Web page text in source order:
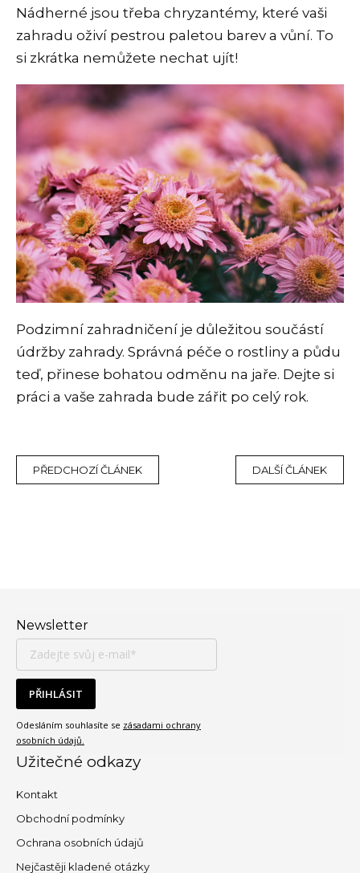
Nádherné jsou třeba chryzantémy, které vaši
zahradu oživí pestrou paletou barev a vůní. To
si zkrátka nemůžete nechat ujít!
Podzimní zahradničení je důležitou součástí
údržby zahrady. Správná péče o rostliny a půdu
teď, přinese bohatou odměnu na jaře. Dejte si
práci a vaše zahrada bude zářit po celý rok.
PŘEDCHOZÍ ČLÁNEK DALŠÍ ČLÁNEK
Newsletter
PŘIHLÁSIT
Odesláním souhlasíte se zásadami ochrany
osobních údajů.
Užitečné odkazy
Kontakt
Obchodní podmínky
Ochrana osobních údajů
Nejčastěji kladené otázky